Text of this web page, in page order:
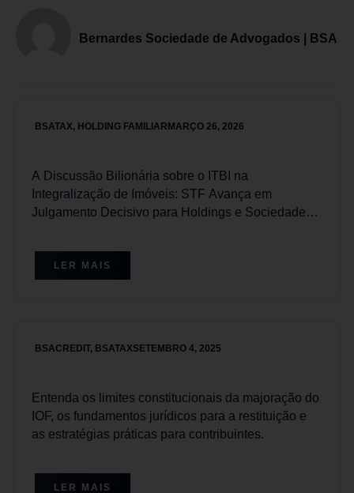
Bernardes Sociedade de Advogados | BSA
BSATAX, HOLDING FAMILIAR MARÇO 26, 2026
A Discussão Bilionária sobre o ITBI na
Integralização de Imóveis: STF Avança em
Julgamento Decisivo para Holdings e Sociedades
Contribuintes
LER MAIS
BSACREDIT, BSATAXSETEMBRO 4, 2025
Entenda os limites constitucionais da majoração do
IOF, os fundamentos jurídicos para a restituição e
as estratégias práticas para contribuintes.
LER MAIS